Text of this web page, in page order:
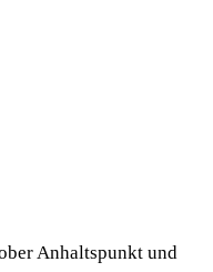
Anhaltspunkt und